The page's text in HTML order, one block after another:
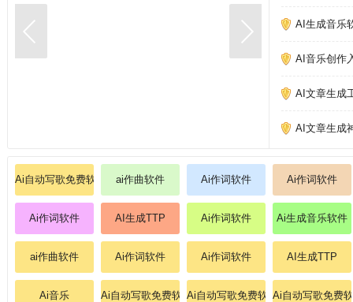
AI生成音乐
AI音乐创作
AI文章生成
AI文章生成
Ai自动写歌免费软件 ai作曲软件 Ai作词软件 Ai作词软件
Ai作词软件 AI生成TTP Ai作词软件 Ai生成音乐软件
ai作曲软件 Ai作词软件 Ai作词软件 AI生成TTP
Ai音乐 Ai自动写歌免费软件Ai自动写歌免费软件Ai自动写歌免费